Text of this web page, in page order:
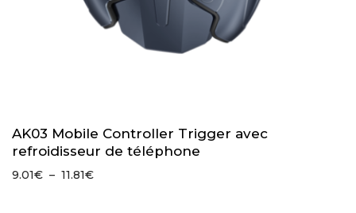
AK03 Mobile Controller Trigger avec
refroidisseur de téléphone
9.01€ – 11.81€Plage